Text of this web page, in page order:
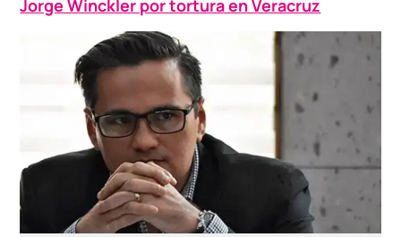
Jorge Winckler por tortura en Veracruz